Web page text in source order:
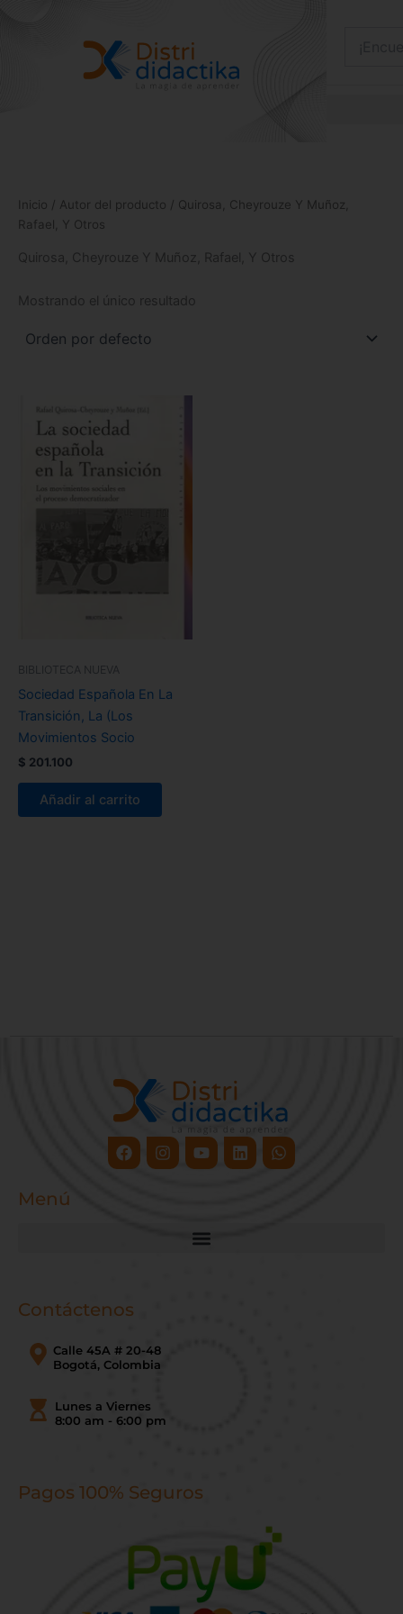
Inicio / Autor del producto / Quirosa, Cheyrouze Y Muñoz,
Rafael, Y Otros
Quirosa, Cheyrouze Y Muñoz, Rafael, Y Otros
Mostrando el único resultado
BIBLIOTECA NUEVA
Sociedad Española En La
Transición, La (Los
Movimientos Socio
$ 201.100
Añadir al carrito
FacebookInstagram
YoutubeLinkedinWhatsapp
Menú
Contáctenos
Calle 45A # 20-48
Bogotá, Colombia
Lunes a Viernes
8:00 am - 6:00 pm
Pagos 100% Seguros